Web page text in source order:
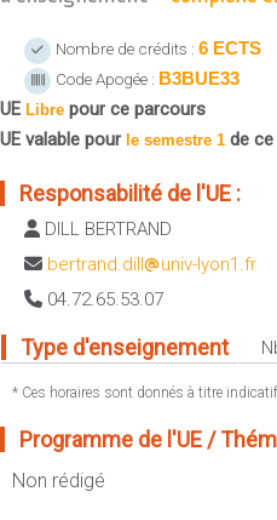
Sportives)
UFR FS (Chimie, Mathématique,
UFR Biosciences (Biologie,
GEP (Génie Electrique des
Informatique (Département
Mécanique (Département
Fermer
OUTILS
Intranet des personnels
Moodle
Emploi du temps
Messagerie
Stage et emploi
Portefeuille d'Expériences et
Fermer
Nombre de crédits : 6 ECTS
Code Apogée : B3BUE33
UE Libre pour ce parcours
UE valable pour le semestre 1 de
Responsabilité de l'UE :
DILL BERTRAND
bertrand.dill
univ-lyon1.fr
04.72.65.53.07
Type d'enseignement
* Ces horaires sont donnés à titre
Programme de l'UE /
Non rédigé